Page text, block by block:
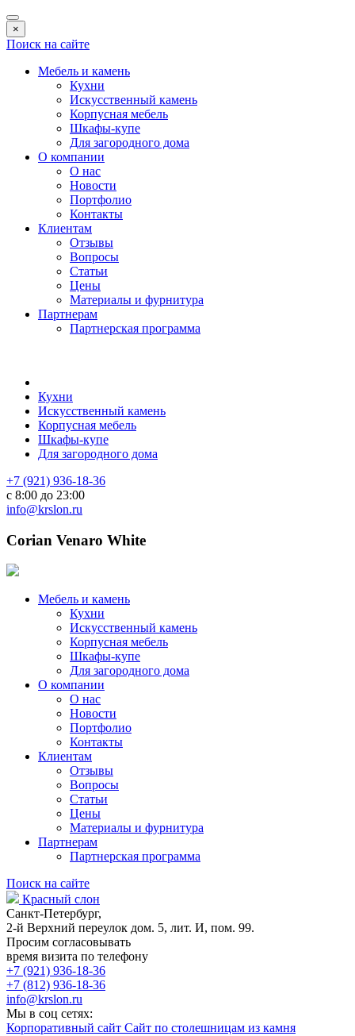
×
Поиск на сайте
Мебель и камень
Кухни
Искусственный камень
Корпусная мебель
Шкафы-купе
Для загородного дома
О компании
О нас
Новости
Портфолио
Контакты
Клиентам
Отзывы
Вопросы
Статьи
Цены
Материалы и фурнитура
Партнерам
Партнерская программа
Кухни
Искусственный камень
Корпусная мебель
Шкафы-купе
Для загородного дома
+7 (921) 936-18-36
с 8:00 до 23:00
info@krslon.ru
Corian Venaro White
Мебель и камень
Кухни
Искусственный камень
Корпусная мебель
Шкафы-купе
Для загородного дома
О компании
О нас
Новости
Портфолио
Контакты
Клиентам
Отзывы
Вопросы
Статьи
Цены
Материалы и фурнитура
Партнерам
Партнерская программа
Поиск на сайте
Красный слон
Санкт-Петербург,
2-й Верхний переулок дом. 5, лит. И, пом. 99.
Просим согласовывать
время визита по телефону
+7 (921) 936-18-36
+7 (812) 936-18-36
info@krslon.ru
Мы в соц сетях:
Корпоративный сайт Сайт по столешницам из камня